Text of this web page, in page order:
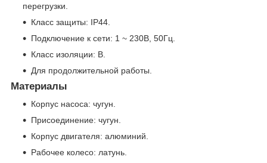
перегрузки.
Класс защиты: IP44.
Подключение к сети: 1 ~ 230В, 50Гц.
Класс изоляции: B.
Для продолжительной работы.
Материалы
Корпус насоса: чугун.
Присоединение: чугун.
Корпус двигателя: алюминий.
Рабочее колесо: латунь.